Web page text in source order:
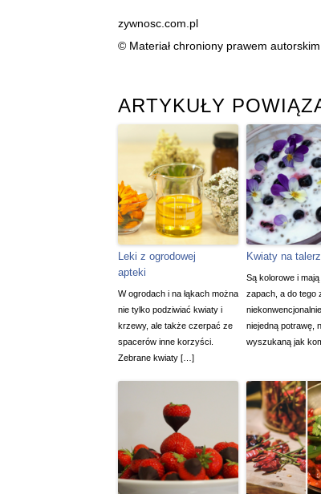
zywnosc.com.pl
© Materiał chroniony prawem
ARTYKUŁY
Leki z ogrodowej
apteki
W ogrodach i na łąkach można
nie tylko podziwiać kwiaty i
krzewy, ale także czerpać ze
spacerów inne korzyści.
Zebrane kwiaty […]
Kwiaty na
Są kolorowe i
zapach, a do tego
niejedną potrawę,
wyszukaną jak